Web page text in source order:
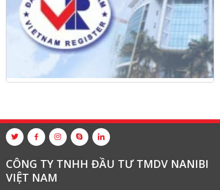
CÔNG TY TNHH ĐẦU TƯ TMDV NANIBI
VIỆT NAM